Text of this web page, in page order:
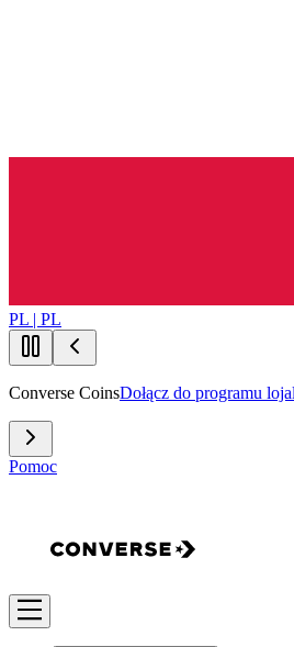
PL | PL
Converse CoinsDołącz do programu
Pomoc